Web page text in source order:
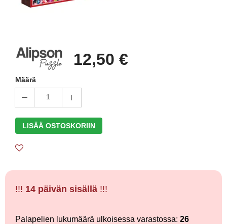
12,50 €
Määrä
1
LISÄÄ OSTOSKORIIN
!!! 14 päivän sisällä !!!
Palapelien lukumäärä ulkoisessa varastossa: 26